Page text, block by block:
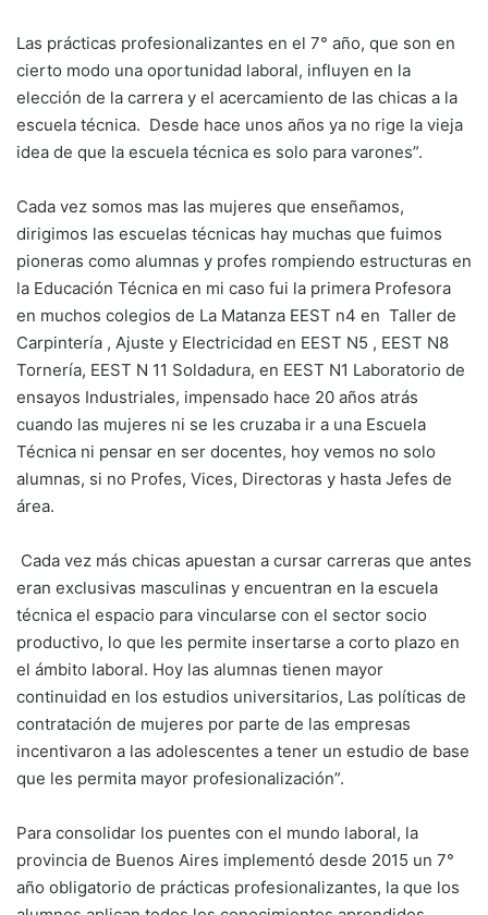
Las prácticas profesionalizantes en el 7° año, que son en
cierto modo una oportunidad laboral, influyen en la
elección de la carrera y el acercamiento de las chicas a la
escuela técnica. Desde hace unos años ya no rige la vieja
idea de que la escuela técnica es solo para varones”.
Cada vez somos mas las mujeres que enseñamos,
dirigimos las escuelas técnicas hay muchas que fuimos
pioneras como alumnas y profes rompiendo estructuras en
la Educación Técnica en mi caso fui la primera Profesora
en muchos colegios de La Matanza EEST n4 en Taller de
Carpintería , Ajuste y Electricidad en EEST N5 , EEST N8
Tornería, EEST N 11 Soldadura, en EEST N1 Laboratorio de
ensayos Industriales, impensado hace 20 años atrás
cuando las mujeres ni se les cruzaba ir a una Escuela
Técnica ni pensar en ser docentes, hoy vemos no solo
alumnas, si no Profes, Vices, Directoras y hasta Jefes de
área.
Cada vez más chicas apuestan a cursar carreras que antes
eran exclusivas masculinas y encuentran en la escuela
técnica el espacio para vincularse con el sector socio
productivo, lo que les permite insertarse a corto plazo en
el ámbito laboral. Hoy las alumnas tienen mayor
continuidad en los estudios universitarios, Las políticas de
contratación de mujeres por parte de las empresas
incentivaron a las adolescentes a tener un estudio de base
que les permita mayor profesionalización”.
Para consolidar los puentes con el mundo laboral, la
provincia de Buenos Aires implementó desde 2015 un 7°
año obligatorio de prácticas profesionalizantes, la que los